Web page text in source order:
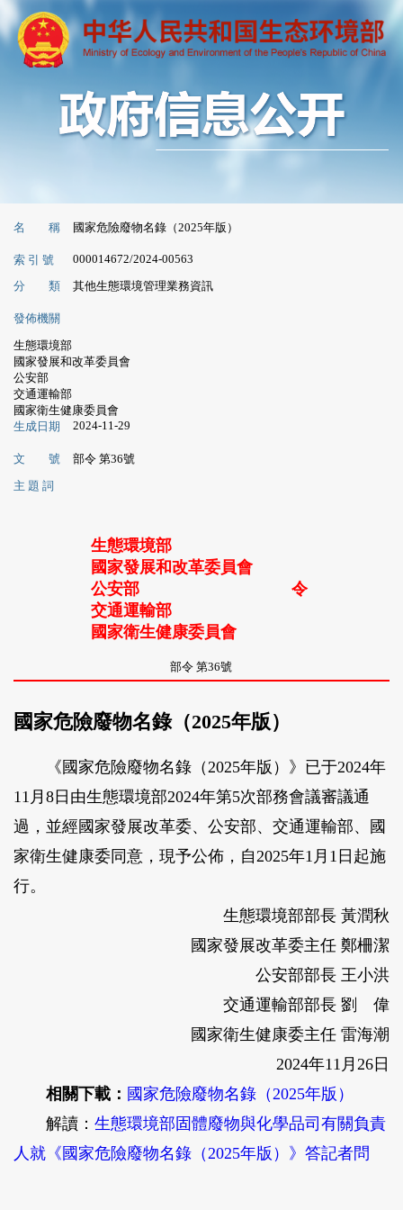
名 稱 國家危險廢物名錄（2025年版）
索 引 號 000014672/2024-00563
分 類 其他生態環境管理業務資訊
發佈機關
生態環境部
國家發展和改革委員會
公安部
交通運輸部
國家衛生健康委員會
生成日期
2024-11-29
文 號
部令 第36號
主 題 詞
生態環境部
國家發展和改革委員會
公安部
交通運輸部
國家衛生健康委員會
令
部令 第36號
國家危險廢物名錄（2025年版）
《國家危險廢物名錄（2025年版）》已于2024年
11月8日由生態環境部2024年第5次部務會議審議通
過，並經國家發展改革委、公安部、交通運輸部、國
家衛生健康委同意，現予公佈，自2025年1月1日起施
行。
生態環境部部長 黃潤秋
國家發展改革委主任 鄭柵潔
公安部部長 王小洪
交通運輸部部長 劉 偉
國家衛生健康委主任 雷海潮
2024年11月26日
相關下載： 國家危險廢物名錄（2025年版）
解讀： 生態環境部固體廢物與化學品司有關負責
人就《國家危險廢物名錄（2025年版）》答記者問